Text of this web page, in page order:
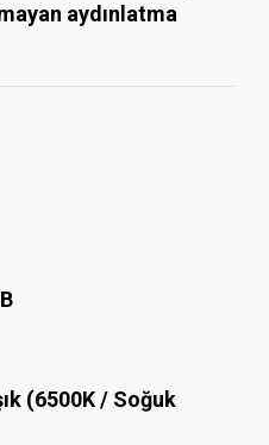
aydınlatma
(6500K / Soğuk